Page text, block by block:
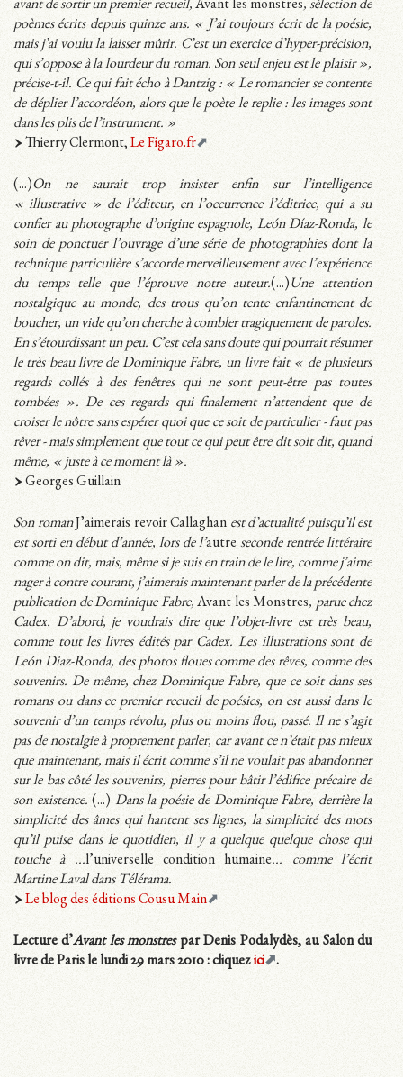
avant de sortir un premier recueil, Avant les monstres, sélection de
poèmes écrits depuis quinze ans. « J’ai toujours écrit de la poésie,
mais j’ai voulu la laisser mûrir. C’est un exercice d’hyper-précision,
qui s’oppose à la lourdeur du roman. Son seul enjeu est le plaisir »,
précise-t-il. Ce qui fait écho à Dantzig : « Le romancier se contente
de déplier l’accordéon, alors que le poète le replie : les images sont
dans les plis de l’instrument. »
Thierry Clermont, Le Figaro.fr
(...)On ne saurait trop insister enfin sur l’intelligence
« illustrative » de l’éditeur, en l’occurrence l’éditrice, qui a su
confier au photographe d’origine espagnole, León Díaz-Ronda, le
soin de ponctuer l’ouvrage d’une série de photographies dont la
technique particulière s’accorde merveilleusement avec l’expérience
du temps telle que l’éprouve notre auteur.(...)Une attention
nostalgique au monde, des trous qu’on tente enfantinement de
boucher, un vide qu’on cherche à combler tragiquement de paroles.
En s’étourdissant un peu. C’est cela sans doute qui pourrait résumer
le très beau livre de Dominique Fabre, un livre fait « de plusieurs
regards collés à des fenêtres qui ne sont peut-être pas toutes
tombées ». De ces regards qui finalement n’attendent que de
croiser le nôtre sans espérer quoi que ce soit de particulier - faut pas
rêver - mais simplement que tout ce qui peut être dit soit dit, quand
même, « juste à ce moment là ».
Georges Guillain
Son romanJ’aimerais revoir Callaghan est d’actualité puisqu’il est
est sorti en début d’année, lors de l’autre seconde rentrée littéraire
comme on dit, mais, même si je suis en train de le lire, comme j’aime
nager à contre courant, j’aimerais maintenant parler de la précédente
publication de Dominique Fabre, Avant les Monstres, parue chez
Cadex. D’abord, je voudrais dire que l’objet-livre est très beau,
comme tout les livres édités par Cadex. Les illustrations sont de
León Diaz-Ronda, des photos floues comme des rêves, comme des
souvenirs. De même, chez Dominique Fabre, que ce soit dans ses
romans ou dans ce premier recueil de poésies, on est aussi dans le
souvenir d’un temps révolu, plus ou moins flou, passé. Il ne s’agit
pas de nostalgie à proprement parler, car avant ce n’était pas mieux
que maintenant, mais il écrit comme s’il ne voulait pas abandonner
sur le bas côté les souvenirs, pierres pour bâtir l’édifice précaire de
son existence. (...) Dans la poésie de Dominique Fabre, derrière la
simplicité des âmes qui hantent ses lignes, la simplicité des mots
qu’il puise dans le quotidien, il y a quelque quelque chose qui
touche à ...l’universelle condition humaine... comme l’écrit
Martine Laval dans Télérama.
Le blog des éditions Cousu Main
Lecture d’Avant les monstrespar Denis Podalydès, au Salon du
livre de Paris le lundi 29 mars 2010 : cliquezici .